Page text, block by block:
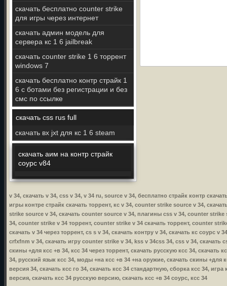
скачать бесплатно counter strike
для игры через интернет
скачать админ модель для
сервера кс 1 6 jailbreak
скачать counter strike 1 6 торрент
windows 7
скачать бесплатно контр страйк 1
6 с ботами без регистрации и без
смс по ссылке
скачать css rus full
скачать вх jxt для кс 1 6 steam
скачать аим на контр страйк
соурс v84
v 34, скачать v 34, css v 34, v 34 ru, source v 34, бесплатно страйк контр
игры контре страйк скачать торрент, кс v 34, counter strike source v 34,
strike source v 34, скачать counter source v 34, плагины css v 34, counter strike
34, counter strike v 34 торрент, counter strike v 34 скачать торрент, counter
скачать v 34 через торрент, cs s v 34, скачать контру v 34, скачать кс соурс
crfxfnm v 34, скачать игру counter strike v 34, kss v 34css 34, css v 34, скачать
скины +для ксс +в 34, ксс 34 через торрент, скачать русскую ксс 34, скачать
34, русский язык ксс 34, моды +на ксс +в 34 +на оружие, скачать скины +для
версия 34, скачать ксс го 34, скачать ксс 34 стандартную, сборка ксс 34,
версия, скачать ксс 34 русскую версию, скачать ксс +в 34 соурс, ксс 34